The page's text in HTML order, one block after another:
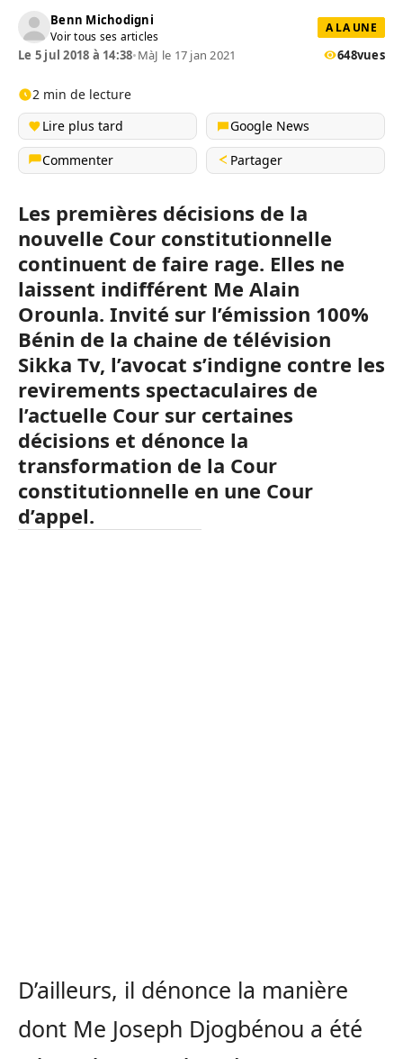
Benn Michodigni
Voir tous ses articles
A LA UNE
Le 5 jul 2018 à 14:38•MàJ le 17 jan 2021 648vues
2 min de lecture
Lire plus tard
Google News
Commenter
Partager
Les premières décisions de la
nouvelle Cour constitutionnelle
continuent de faire rage. Elles ne
laissent indifférent Me Alain
Orounla. Invité sur l’émission 100%
Bénin de la chaine de télévision
Sikka Tv, l’avocat s’indigne contre les
revirements spectaculaires de
l’actuelle Cour sur certaines
décisions et dénonce la
transformation de la Cour
constitutionnelle en une Cour
d’appel.
D’ailleurs, il dénonce la manière
dont Me Joseph Djogbénou a été